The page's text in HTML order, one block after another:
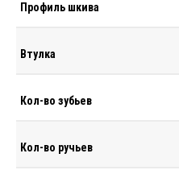
Профиль шкива
Втулка
Кол-во зубьев
Кол-во ручьев